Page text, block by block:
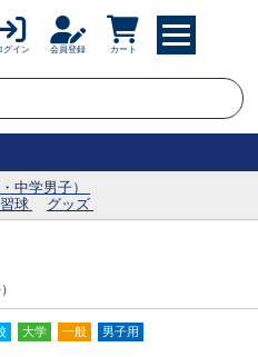
グイン 会員登録 カート
中学男子）
球 グッズ
大学 一般 男子用